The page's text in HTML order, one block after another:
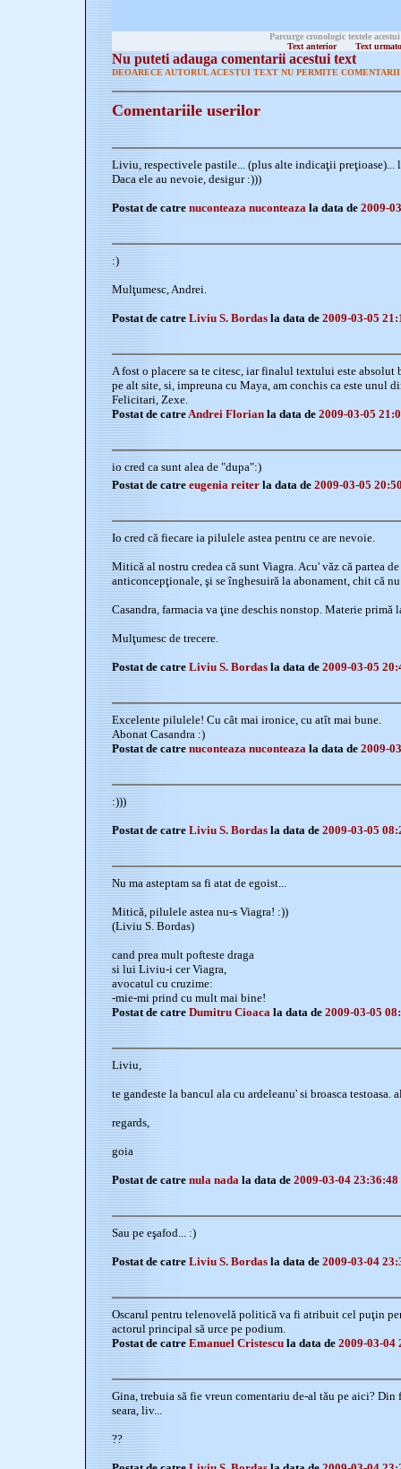
Parcurge cronologic textele
Text anterior
Text
Nu puteti adauga comentarii acestui text
DEOARECE AUTORUL ACESTUI TEXT NU PERMITE
Comentariile userilor
Liviu, respectivele pastile... (plus alte indicaţii preţioase)...
Daca ele au nevoie, desigur :)))
Postat de catre nuconteaza nuconteaza la data de 2009-
:)
Mulţumesc, Andrei.
Postat de catre Liviu S. Bordas la data de 2009-03-05
A fost o placere sa te citesc, iar finalul textului este
pe alt site, si, impreuna cu Maya, am conchis ca este unul
Felicitari, Zexe.
Postat de catreAndrei Florian la data de 2009-03-05
io cred ca sunt alea de "dupa":)
Postat de catre eugenia reiter la data de 2009-03-05
Io cred că fiecare ia pilulele astea pentru ce are nevoie.
Mitică al nostru credea că sunt Viagra. Acu' văz că partea
anticoncepţionale, şi se înghesuiră la abonament, chit că
Casandra, farmacia va ţine deschis nonstop. Materie
Mulţumesc de trecere.
Postat de catre Liviu S. Bordas la data de 2009-03-05
Excelente pilulele! Cu cât mai ironice, cu atît mai bune.
Abonat Casandra :)
Postat de catre nuconteaza nuconteaza la data de 2009-
:)))
Postat de catre Liviu S. Bordas la data de 2009-03-05
Nu ma asteptam sa fi atat de egoist...
Mitică, pilulele astea nu-s Viagra! :))
(Liviu S. Bordas)
cand prea mult pofteste draga
si lui Liviu-i cer Viagra,
avocatul cu cruzime:
-mie-mi prind cu mult mai bine!
Postat de catre Dumitru Cioaca la data de 2009-03-05
Liviu,
te gandeste la bancul ala cu ardeleanu' si broasca testoasa.
regards,
goia
Postat de catre nula nada la data de 2009-03-04 23:36:48
Sau pe eşafod... :)
Postat de catre Liviu S. Bordas la data de 2009-03-04
Oscarul pentru telenovelă politică va fi atribuit cel puţin
actorul principal să urce pe podium.
Postat de catre Emanuel Cristescu la data de 2009-03-04
Gina, trebuia să fie vreun comentariu de-al tău pe aici? Din
seara, liv...
??